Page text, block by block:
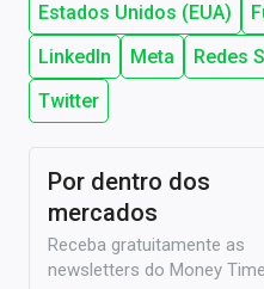
Estados Unidos (EUA)
LinkedIn
Meta Redes
Twitter
Por dentro dos
mercados
Receba gratuitamente as
newsletters do Money